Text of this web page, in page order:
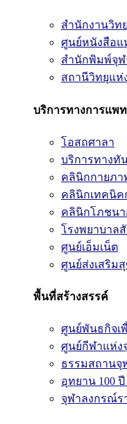
สำนักงานวิท
ศูนย์หนังสือแ
สำนักพิมพ์จุ
สถานีวิทยุแห่
บริการทางการแพ
โอสถศาลา
บริการทางทั
คลินิกกายภา
คลินิกเทคนิค
คลินิกโภชนา
โรงพยาบาล
ศูนย์เอ็มเน็ต
ศูนย์ส่งเสริม
พื้นที่สร้างสรรค์
ศูนย์พันธกิจเ
ศูนย์กีฬาแห่ง
ธรรมสถานจุ
อุทยาน 100
จุฬาลงกรณ์